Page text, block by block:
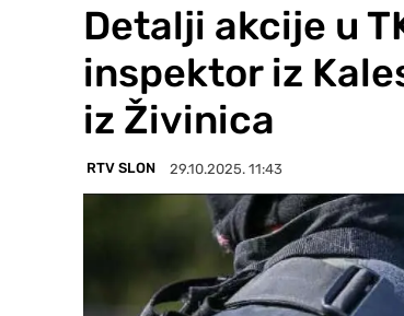
Detalji akcije u
inspektor iz
iz Živinica
RTV SLON 29.10.2025. 11:43